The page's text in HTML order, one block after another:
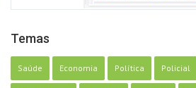
Temas
Saúde Economia Política Policial